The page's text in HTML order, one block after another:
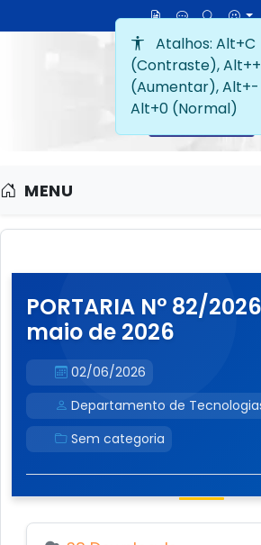
MENU
PORTARIA N° 82/
maio de 2026
02/06/2026
Departamento de
Sem categoria